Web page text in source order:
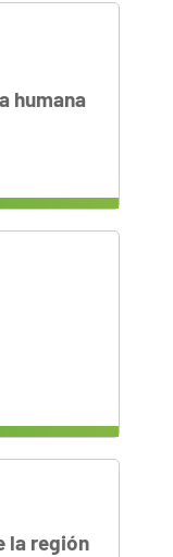
humana
la región